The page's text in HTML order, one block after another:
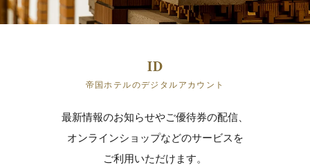
帝国ホテルのデジタルアカウント
最新情報のお知らせやご優待券の配信、
オンラインショップなどのサービスを
ご利用いただけます。